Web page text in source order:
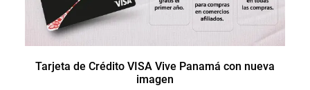
Tarjeta de Crédito VISA Vive Panamá con nueva
imagen